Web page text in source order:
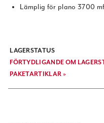
Lämplig för plano 3700 mf
LAGERSTATUS
FÖRTYDLIGANDE OM
PAKETARTIKLAR »